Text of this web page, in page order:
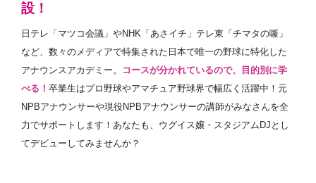
設！
日テレ「マツコ会議」やNHK「あさイチ」テレ東「チマタの噺」
など、数々のメディアで特集された日本で唯一の野球に特化した
アナウンスアカデミー。
コースが分かれているので、目的別に学
べる！卒業生はプロ野球やアマチュア野球界で幅広く活躍中！元
NPBアナウンサーや現役NPBアナウンサーの講師がみなさんを全
力でサポートします！あなたも、ウグイス嬢・スタジアムDJとし
てデビューしてみませんか？